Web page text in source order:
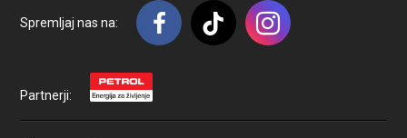
Spremljaj nas na:
Partnerji: